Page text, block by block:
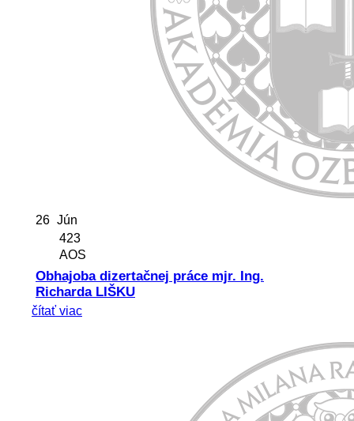
26 Jún
423
AOS
Obhajoba dizertačnej práce mjr. Ing.
Richarda LIŠKU
čítať viac